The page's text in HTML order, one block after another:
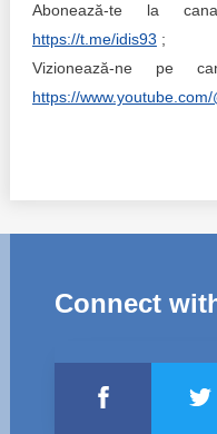
Abonează-te la
https://t.me/idis93 ;
Vizionează-ne pe
https://
Connect